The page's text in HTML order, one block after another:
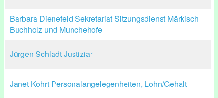
Barbara Dienefeld Sekretariat Sitzungsdienst Märkisch
Buchholz und Münchehofe
Jürgen Schladt Justiziar
Janet Kohrt Personalangelegenheiten, Lohn/Gehalt